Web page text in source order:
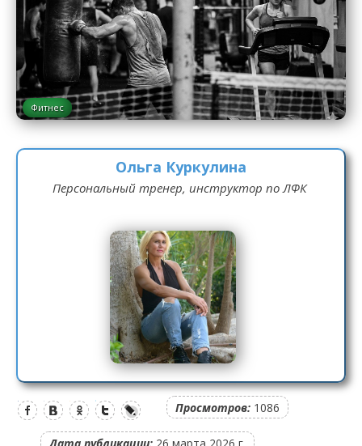
Фитнес
Ольга Куркулина
Персональный тренер, инструктор по ЛФК
Просмотров: 1086